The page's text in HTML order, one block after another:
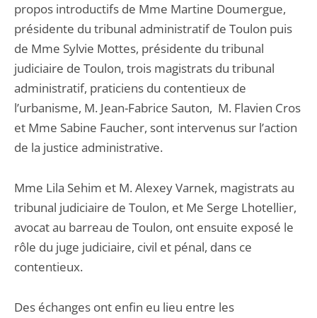
propos introductifs de Mme Martine Doumergue,
présidente du tribunal administratif de Toulon puis
de Mme Sylvie Mottes, présidente du tribunal
judiciaire de Toulon, trois magistrats du tribunal
administratif, praticiens du contentieux de
l’urbanisme, M. Jean-Fabrice Sauton, M. Flavien Cros
et Mme Sabine Faucher, sont intervenus sur l’action
de la justice administrative.
Mme Lila Sehim et M. Alexey Varnek, magistrats au
tribunal judiciaire de Toulon, et Me Serge Lhotellier,
avocat au barreau de Toulon, ont ensuite exposé le
rôle du juge judiciaire, civil et pénal, dans ce
contentieux.
Des échanges ont enfin eu lieu entre les